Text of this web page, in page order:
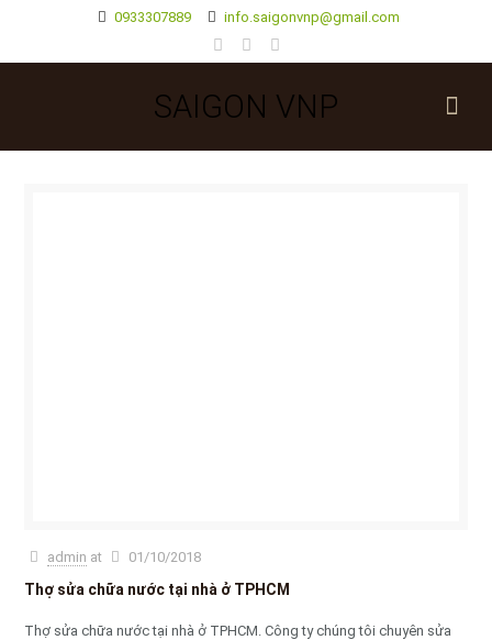
0933307889 info.saigonvnp@gmail.com
SAIGON VNP
admin at 01/10/2018
Thợ sửa chữa nước tại nhà ở TPHCM
Thợ sửa chữa nước tại nhà ở TPHCM. Công ty chúng tôi chuyên sửa